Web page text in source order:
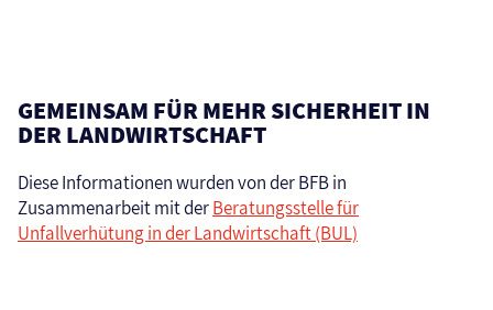
GEMEINSAM FÜR MEHR SICHERHEIT IN
DER LANDWIRTSCHAFT
Diese Informationen wurden von der BFB in
Zusammenarbeit mit derBeratungsstelle für
Unfallverhütung in der Landwirtschaft (BUL)